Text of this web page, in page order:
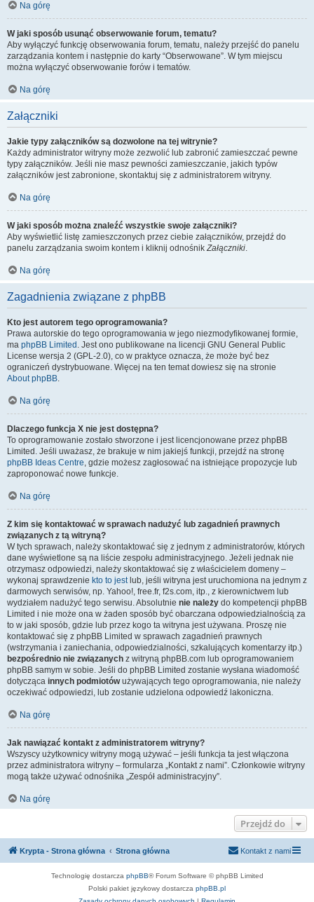
Na górę
W jaki sposób usunąć obserwowanie forum, tematu?
Aby wyłączyć funkcję obserwowania forum, tematu, należy przejść do panelu
zarządzania kontem i następnie do karty “Obserwowane”. W tym miejscu
można wyłączyć obserwowanie forów i tematów.
Na górę
Załączniki
Jakie typy załączników są dozwolone na tej witrynie?
Każdy administrator witryny może zezwolić lub zabronić zamieszczać pewne
typy załączników. Jeśli nie masz pewności zamieszczanie, jakich typów
załączników jest zabronione, skontaktuj się z administratorem witryny.
Na górę
W jaki sposób można znaleźć wszystkie swoje załączniki?
Aby wyświetlić listę zamieszczonych przez ciebie załączników, przejdź do
panelu zarządzania swoim kontem i kliknij odnośnikZałączniki.
Na górę
Zagadnienia związane z phpBB
Kto jest autorem tego oprogramowania?
Prawa autorskie do tego oprogramowania w jego niezmodyfikowanej formie,
ma phpBB Limited . Jest ono publikowane na licencji GNU General Public
License wersja 2 (GPL-2.0), co w praktyce oznacza, że może być bez
ograniczeń dystrybuowane. Więcej na ten temat dowiesz się na stronie
About phpBB.
Na górę
Dlaczego funkcja X nie jest dostępna?
To oprogramowanie zostało stworzone i jest licencjonowane przez phpBB
Limited. Jeśli uważasz, że brakuje w nim jakiejś funkcji, przejdź na stronę
phpBB Ideas Centre, gdzie możesz zagłosować na istniejące propozycje lub
zaproponować nowe funkcje.
Na górę
Z kim się kontaktować w sprawach nadużyć lub zagadnień prawnych
związanych z tą witryną?
W tych sprawach, należy skontaktować się z jednym z administratorów, których
dane wyświetlone są na liście zespołu administracyjnego. Jeżeli jednak nie
otrzymasz odpowiedzi, należy skontaktować się z właścicielem domeny –
wykonaj sprawdzenie kto to jestlub, jeśli witryna jest uruchomiona na jednym z
darmowych serwisów, np. Yahoo!, free.fr, f2s.com, itp., z kierownictwem lub
wydziałem nadużyć tego serwisu. Absolutnie nie należy do kompetencji phpBB
Limited i nie może ona w żaden sposób być obarczana odpowiedzialnością za
to w jaki sposób, gdzie lub przez kogo ta witryna jest używana. Proszę nie
kontaktować się z phpBB Limited w sprawach zagadnień prawnych
(wstrzymania i zaniechania, odpowiedzialności, szkalujących komentarzy itp.)
bezpośrednio nie związanych z witryną phpBB.com lub oprogramowaniem
phpBB samym w sobie. Jeśli do phpBB Limited zostanie wysłana wiadomość
dotycząca innych podmiotówużywających tego oprogramowania, nie należy
oczekiwać odpowiedzi, lub zostanie udzielona odpowiedź lakoniczna.
Na górę
Jak nawiązać kontakt z administratorem witryny?
Wszyscy użytkownicy witryny mogą używać – jeśli funkcja ta jest włączona
przez administratora witryny – formularza „Kontakt z nami”. Członkowie witryny
mogą także używać odnośnika „Zespół administracyjny”.
Na górę
Przejdź do
Krypta - Strona główna Strona główna Kontakt z nami
Technologię dostarcza phpBB® Forum Software © phpBB Limited
Polski pakiet językowy dostarcza phpBB.pl